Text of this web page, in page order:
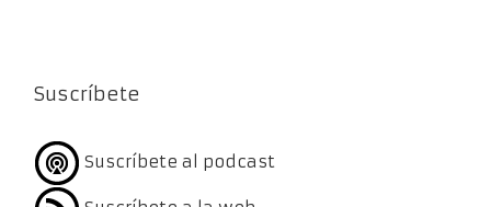
Suscríbete
Suscríbete al podcast